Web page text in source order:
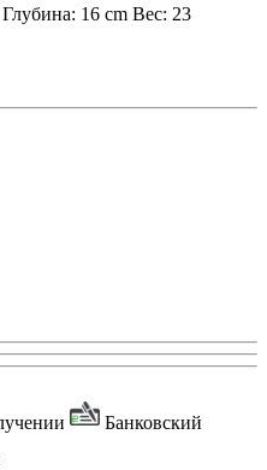
16 cm Вес: 23
Банковский